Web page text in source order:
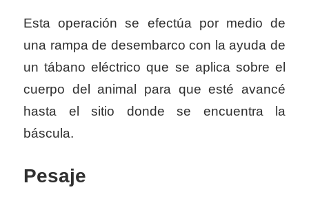
Esta operación se efectúa por medio de
una rampa de desembarco con la ayuda de
un tábano eléctrico que se aplica sobre el
cuerpo del animal para que esté avancé
hasta el sitio donde se encuentra la
báscula.
Pesaje